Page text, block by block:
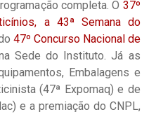
completa. O 37º
a 43ª Semana do
47º Concurso Nacional de
Sede do Instituto. Já as
Embalagens e
(47ª Expomaq) e de
e a premiação do CNPL,